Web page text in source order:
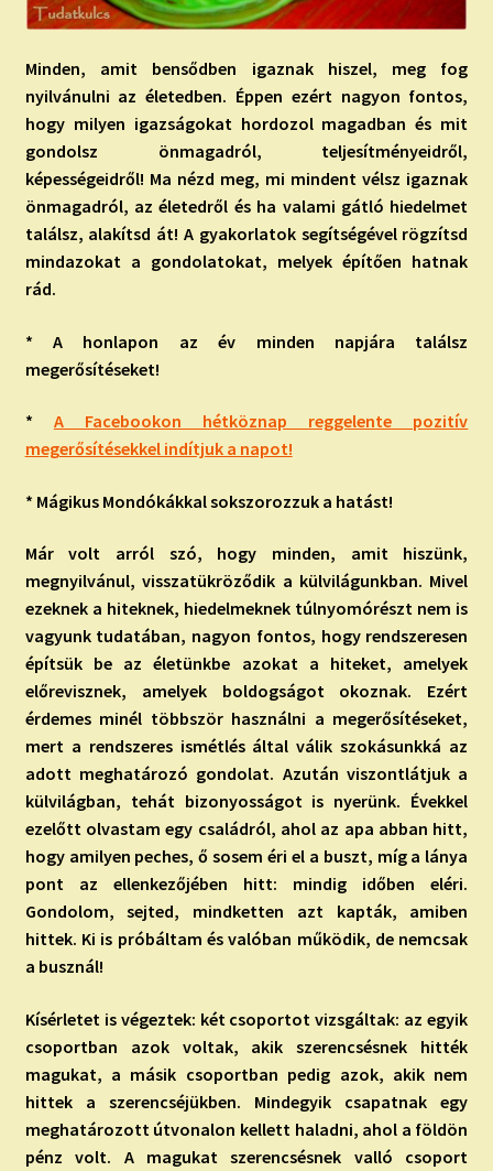
Minden, amit bensődben igaznak hiszel, meg fog
nyilvánulni az életedben. Éppen ezért nagyon fontos,
hogy milyen igazságokat hordozol magadban és mit
gondolsz önmagadról, teljesítményeidről,
képességeidről! Ma nézd meg, mi mindent vélsz igaznak
önmagadról, az életedről és ha valami gátló hiedelmet
találsz, alakítsd át! A gyakorlatok segítségével rögzítsd
mindazokat a gondolatokat, melyek építően hatnak
rád.
* A honlapon az év minden napjára találsz
megerősítéseket!
* A Facebookon hétköznap reggelente pozitív
megerősítésekkel indítjuk a napot!
* Mágikus Mondókákkal sokszorozzuk a hatást!
Már volt arról szó, hogy minden, amit hiszünk,
megnyilvánul, visszatükröződik a külvilágunkban. Mivel
ezeknek a hiteknek, hiedelmeknek túlnyomórészt nem is
vagyunk tudatában, nagyon fontos, hogy rendszeresen
építsük be az életünkbe azokat a hiteket, amelyek
előrevisznek, amelyek boldogságot okoznak. Ezért
érdemes minél többször használni a megerősítéseket,
mert a rendszeres ismétlés által válik szokásunkká az
adott meghatározó gondolat. Azután viszontlátjuk a
külvilágban, tehát bizonyosságot is nyerünk. Évekkel
ezelőtt olvastam egy családról, ahol az apa abban hitt,
hogy amilyen peches, ő sosem éri el a buszt, míg a lánya
pont az ellenkezőjében hitt: mindig időben eléri.
Gondolom, sejted, mindketten azt kapták, amiben
hittek. Ki is próbáltam és valóban működik, de nemcsak
a busznál!
Kísérletet is végeztek: két csoportot vizsgáltak: az egyik
csoportban azok voltak, akik szerencsésnek hitték
magukat, a másik csoportban pedig azok, akik nem
hittek a szerencséjükben. Mindegyik csapatnak egy
meghatározott útvonalon kellett haladni, ahol a földön
pénz volt. A magukat szerencsésnek valló csoport